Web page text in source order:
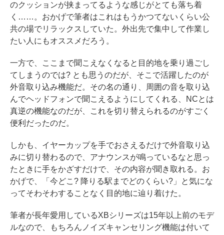
のクッションが挟まってるような感じがとても落ち着
く……。おかげで筆者はこれはもうかつてないくらい公
共の場でリラックスしていた。外出先で集中して作業し
たい人にもオススメだろう。
一方で、ここまで聞こえなくなると目的地を乗り過ごし
てしまうのでは? とも思うのだが、そこで活躍したのが
外音取り込み機能だ。その名の通り、周囲の音を取り込
んでヘッドフォンで聞こえるようにしてくれる、NCとは
真逆の機能なのだが、これを切り替えられるのがすごく
便利だったのだ。
しかも、イヤーカップを手でおさえるだけで外音取り込
みに切り替わるので、アナウンスが鳴っているなと思っ
たときに手をかざすだけで、その内容が聞き取れる。お
かげで、「今どこ? 降りる駅までどのくらい?」と気にな
ってそわそわすることなく目的地に辿り着けた。
筆者が長年愛用しているXBシリーズは15年以上前のモデ
ルなので、もちろんノイズキャンセリング機能は付いて